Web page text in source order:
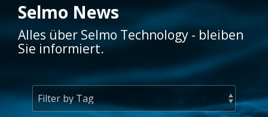
Selmo News
Alles über Selmo Technology - bleiben
Sie informiert.